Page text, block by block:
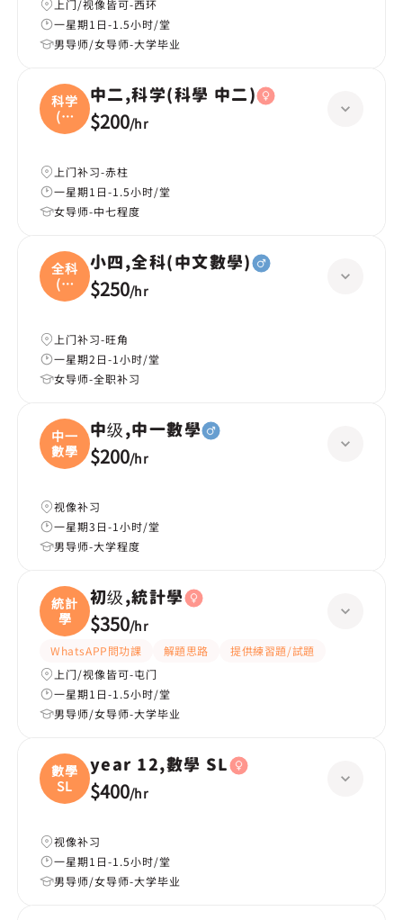
上门/视像皆可-西环
一星期1日-1.5小时/堂
男导师/女导师-大学毕业
科学
(科
學
中二,科学(科學 中二)
$200/hr
上门补习-赤柱
一星期1日-1.5小时/堂
女导师-中七程度
全科
(中
文
小四,全科(中文數學)
$250/hr
上门补习-旺角
一星期2日-1小时/堂
女导师-全职补习
中一
數學
中级,中一數學
$200/hr
视像补习
一星期3日-1小时/堂
男导师-大学程度
統計
學
初级,統計學
$350/hr
WhatsAPP問功課 解題思路
提供練習題/試題
上门/视像皆可-屯门
一星期1日-1.5小时/堂
男导师/女导师-大学毕业
數學
SL
year 12,數學 SL
$400/hr
视像补习
一星期1日-1.5小时/堂
男导师/女导师-大学毕业